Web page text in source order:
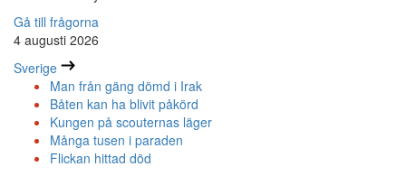
Gå till frågorna
4 augusti 2026
Sverige
Man från gäng dömd i Irak
Båten kan ha blivit påkörd
Kungen på scouternas läger
Många tusen i paraden
Flickan hittad död